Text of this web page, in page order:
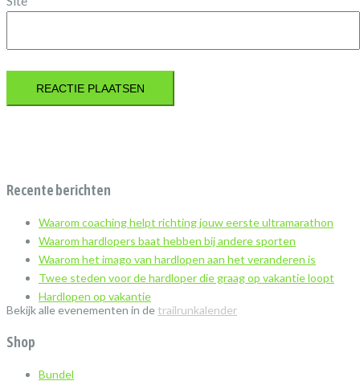
Recente berichten
Waarom coaching helpt richting jouw eerste ultramarathon
Waarom hardlopers baat hebben bij andere sporten
Waarom het imago van hardlopen aan het veranderen is
Twee steden voor de hardloper die graag op vakantie loopt
Hardlopen op vakantie
Bekijk alle evenementen in de trailrunkalender
Shop
Bundel